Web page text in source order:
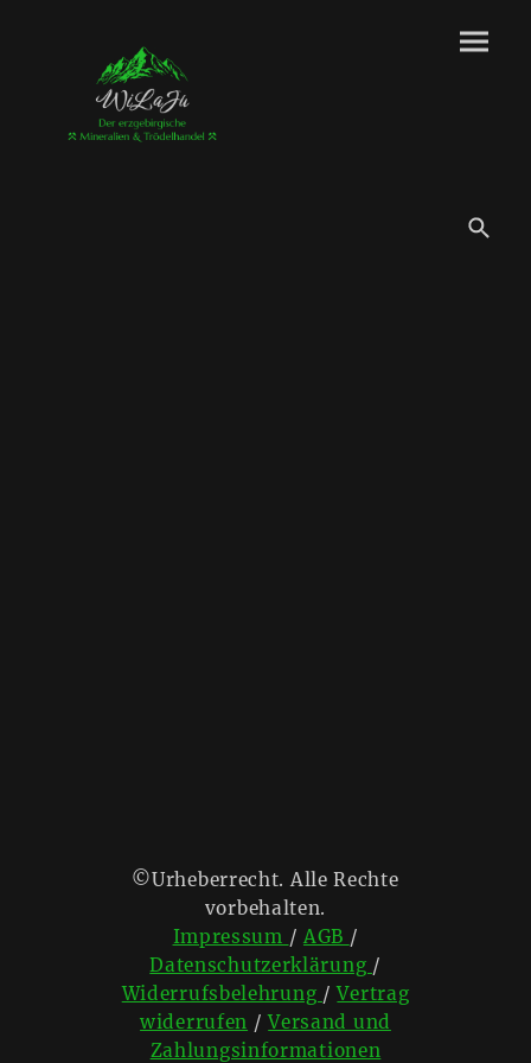
©Urheberrecht. Alle Rechte
vorbehalten.
Impressum / AGB /
Datenschutzerklärung /
Widerrufsbelehrung /Vertrag
widerrufen /Versand und
Zahlungsinformationen